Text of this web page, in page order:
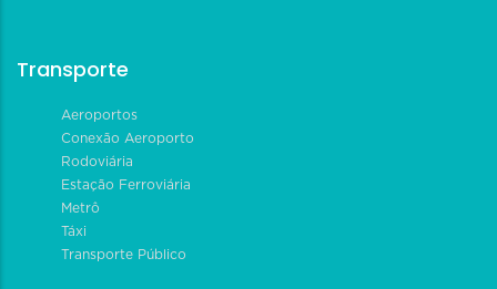
Transporte
Aeroportos
Conexão Aeroporto
Rodoviária
Estação Ferroviária
Metrô
Táxi
Transporte Público